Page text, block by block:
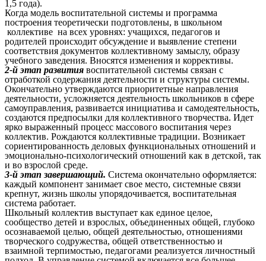
1,5 года).
Когда модель воспитательной системы и программа
построения теоретически подготовлены, в школьном
коллективе на всех уровнях: учащихся, педагогов и
родителей происходит обсуждение и выявление степени
соответствия документов коллективному замыслу, образу
учебного заведения. Вносятся изменения и коррективы.
2-й этап развития воспитательной системы связан с
отработкой содержания деятельности и структуры системы.
Окончательно утверждаются приоритетные направления
деятельности, усложняется деятельность школьников в сфере
самоуправления, развивается инициатива и самодеятельность,
создаются предпосылки для коллективного творчества. Идет
ярко выраженный процесс массового воспитания через
коллектив. Рождаются коллективные традиции. Возникает
сориентированность деловых функциональных отношений и
эмоционально-психологический отношений как в детской, так
и во взрослой среде.
3-й этап завершающий. Система окончательно оформляется:
каждый компонент занимает свое место, системные связи
крепнут, жизнь школы упорядочивается, воспитательная
система работает.
Школьный коллектив выступает как единое целое,
сообщество детей и взрослых, объединенных общей, глубоко
осознаваемой целью, общей деятельностью, отношениями
творческого содружества, общей ответственностью и
взаимной терпимостью, педагогами реализуется личностный